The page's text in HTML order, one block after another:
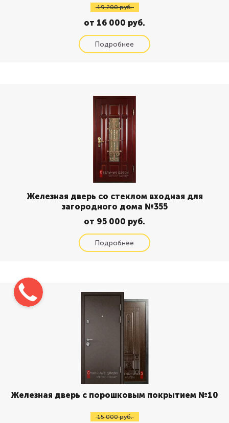
19 200 руб.
от 16 000 руб.
Железная дверь со стеклом входная для
загородного дома №355
от 95 000 руб.
Железная дверь с порошковым покрытием №10
15 000 руб.